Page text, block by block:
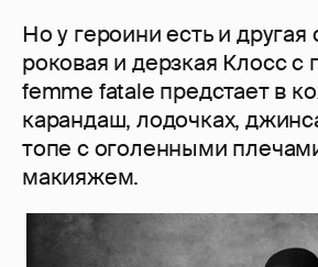
Но у героини есть и другая
роковая и дерзкая Клосс с
femme fatale предстает в
карандаш, лодочках,
топе с оголенными
макияжем.